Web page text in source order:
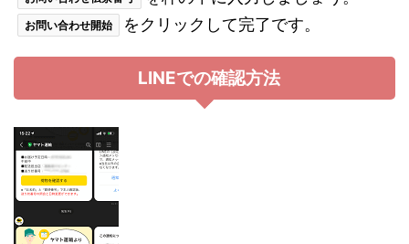
お問い合わせ開始 をクリックして完了です。
LINEでの確認方法